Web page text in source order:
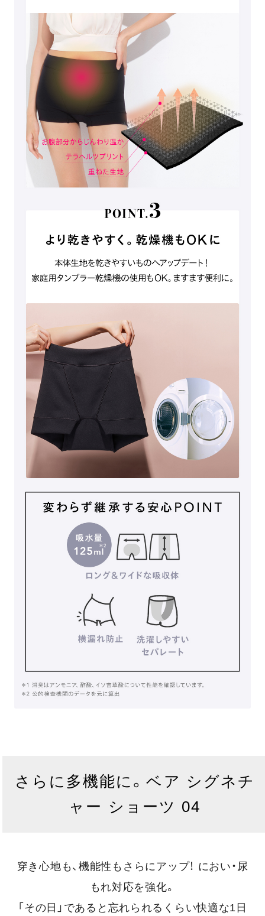
さらに多機能に。ベア シグネチ
ャー ショーツ 04
穿き心地も、機能性もさらにアップ！ におい・尿
もれ対応を強化。
「その日」であると忘れられるくらい快適な1日